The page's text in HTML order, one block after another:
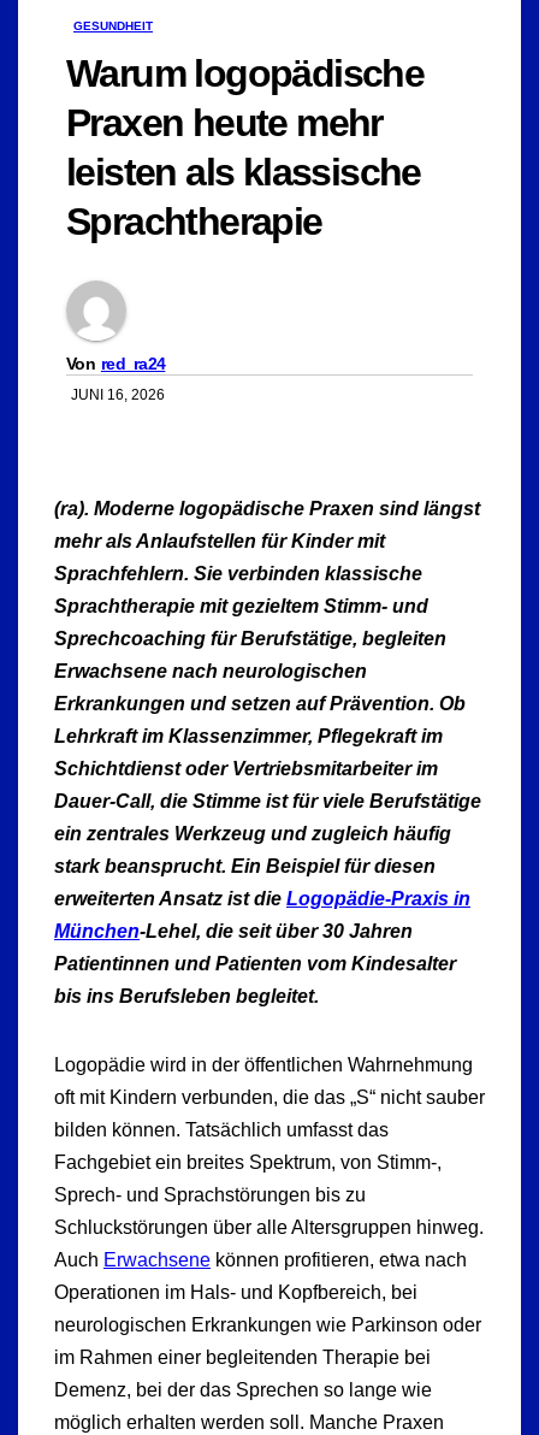
GESUNDHEIT
Warum logopädische
Praxen heute mehr
leisten als klassische
Sprachtherapie
Von red_ra24
JUNI 16, 2026
(ra). Moderne logopädische Praxen sind längst
mehr als Anlaufstellen für Kinder mit
Sprachfehlern. Sie verbinden klassische
Sprachtherapie mit gezieltem Stimm- und
Sprechcoaching für Berufstätige, begleiten
Erwachsene nach neurologischen
Erkrankungen und setzen auf Prävention. Ob
Lehrkraft im Klassenzimmer, Pflegekraft im
Schichtdienst oder Vertriebsmitarbeiter im
Dauer-Call, die Stimme ist für viele Berufstätige
ein zentrales Werkzeug und zugleich häufig
stark beansprucht. Ein Beispiel für diesen
erweiterten Ansatz ist die Logopädie-Praxis in
München-Lehel, die seit über 30 Jahren
Patientinnen und Patienten vom Kindesalter
bis ins Berufsleben begleitet.
Logopädie wird in der öffentlichen Wahrnehmung
oft mit Kindern verbunden, die das „S“ nicht sauber
bilden können. Tatsächlich umfasst das
Fachgebiet ein breites Spektrum, von Stimm-,
Sprech- und Sprachstörungen bis zu
Schluckstörungen über alle Altersgruppen hinweg.
Auch Erwachsene können profitieren, etwa nach
Operationen im Hals- und Kopfbereich, bei
neurologischen Erkrankungen wie Parkinson oder
im Rahmen einer begleitenden Therapie bei
Demenz, bei der das Sprechen so lange wie
möglich erhalten werden soll. Manche Praxen